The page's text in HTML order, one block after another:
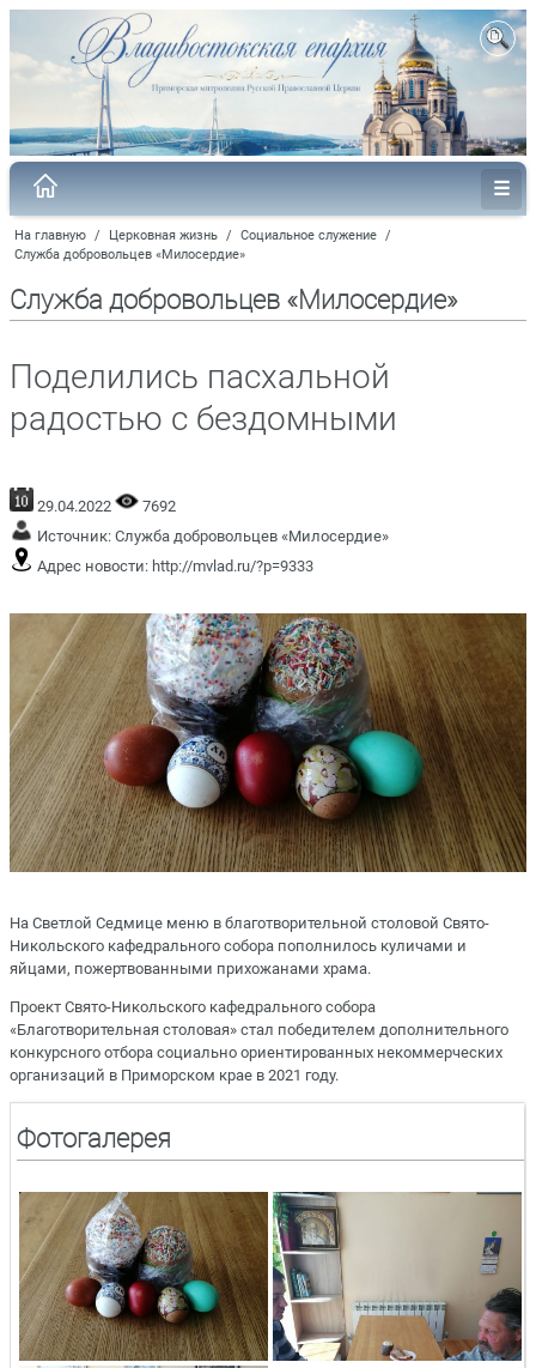
На главную / Церковная жизнь / Социальное служение /
Служба добровольцев «Милосердие»
Служба добровольцев «Милосердие»
Поделились пасхальной
радостью с бездомными
29.04.2022
7692
Источник: Служба добровольцев «Милосердие»
Адрес новости: http://mvlad.ru/?p=9333
На Светлой Седмице меню в благотворительной столовой Свято-
Никольского кафедрального собора пополнилось куличами и
яйцами, пожертвованными прихожанами храма.
Проект Свято-Никольского кафедрального собора
«Благотворительная столовая» стал победителем дополнительного
конкурсного отбора социально ориентированных некоммерческих
организаций в Приморском крае в 2021 году.
Фотогалерея